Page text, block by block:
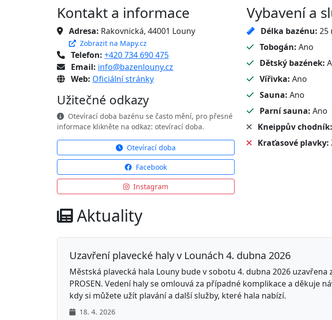
Kontakt a informace
Adresa: Rakovnická, 44001 Louny
Zobrazit na Mapy.cz
Telefon: +420 734 690 475
Email: info@bazenlouny.cz
Web: Oficiální stránky
Užitečné odkazy
Otevírací doba bazénu se často mění, pro přesné
informace klikněte na odkaz: otevírací doba.
Otevírací doba
Facebook
Instagram
Vybavení a
Délka bazénu: 25
Tobogán: Ano
Dětský bazének:
Vířivka: Ano
Sauna: Ano
Parní sauna: Ano
Kneippův chodník:
Kraťasové plavky:
Aktuality
Uzavření plavecké haly v Lounách 4. dubna 2026
Městská plavecká hala Louny bude v sobotu 4. dubna 2026
PROSEN. Vedení haly se omlouvá za případné komplikace a děkuje
kdy si můžete užít plavání a další služby, které hala nabízí.
18. 4. 2026